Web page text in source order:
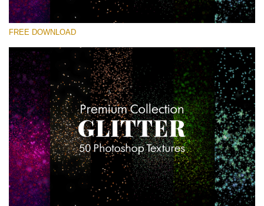
कृपया चुने
Small 800*533px
Universe Stars Glitters
(50 Textures)
Large 6000*4000px
Entire Collection
(1783 Overlays)
Large 6000*4000px
FREE DOWNLOAD